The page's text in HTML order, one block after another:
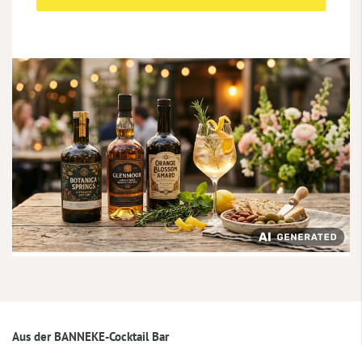
Aus der BANNEKE-Cocktail Bar